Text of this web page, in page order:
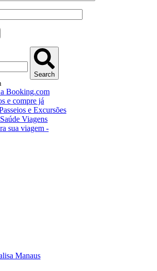
Search
Booking.com
e compre já
e Excursões
Viagens
sua viagem -
Manaus